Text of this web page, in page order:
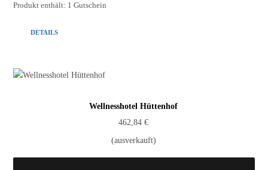
Produkt enthält: 1Gutschein
DETAILS
Wellnesshotel Hüttenhof
462,84€
(ausverkauft)